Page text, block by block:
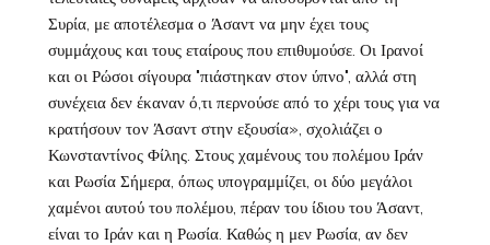
Συρία, με αποτέλεσμα ο Άσαντ να μην έχει τους
συμμάχους και τους εταίρους που επιθυμούσε. Οι Ιρανοί
και οι Ρώσοι σίγουρα "πιάστηκαν στον ύπνο", αλλά στη
συνέχεια δεν έκαναν ό,τι περνούσε από το χέρι τους για να
κρατήσουν τον Άσαντ στην εξουσία», σχολιάζει ο
Κωνσταντίνος Φίλης. Στους χαμένους του πολέμου Ιράν
και Ρωσία Σήμερα, όπως υπογραμμίζει, οι δύο μεγάλοι
χαμένοι αυτού του πολέμου, πέραν του ίδιου του Άσαντ,
είναι το Ιράν και η Ρωσία. Καθώς η μεν Ρωσία, αν δεν